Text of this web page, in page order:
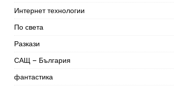
Интернет технологии
По света
Разкази
САЩ – България
фантастика